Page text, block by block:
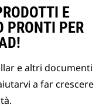
E
PRONTI PER
e altri documenti
a far crescere